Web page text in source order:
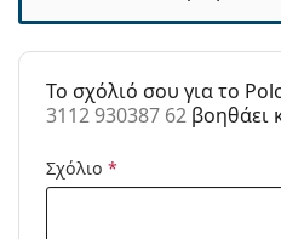
Άλλα
Τύπος:
Ανδρικά
Κατηγορία:
Γυαλιά
Χρήση:
Μόδα
To σχόλιό σου για το
3112 930387 62 βοηθάει
Σχόλιο *